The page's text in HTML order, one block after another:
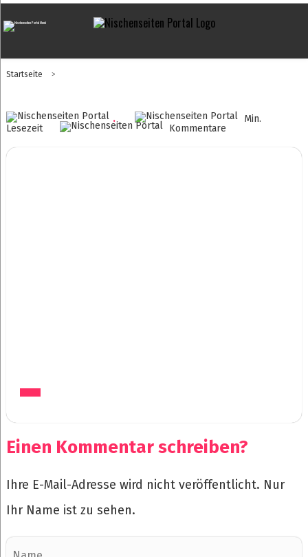
Startseite >
.
Min.
Lesezeit
Kommentare
Einen Kommentar schreiben?
Ihre E-Mail-Adresse wird nicht veröffentlicht. Nur
Ihr Name ist zu sehen.